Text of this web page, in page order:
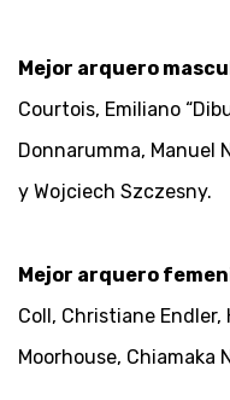
Mejor arquero
Courtois, Emiliano
Donnarumma, Manuel
y Wojciech Szczesny.
Mejor arquero
Coll, Christiane
Moorhouse, Chiamaka